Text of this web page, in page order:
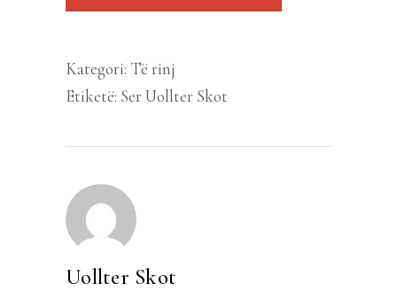
Kategori: Të rinj
Etiketë: Ser Uollter Skot
Uollter Skot